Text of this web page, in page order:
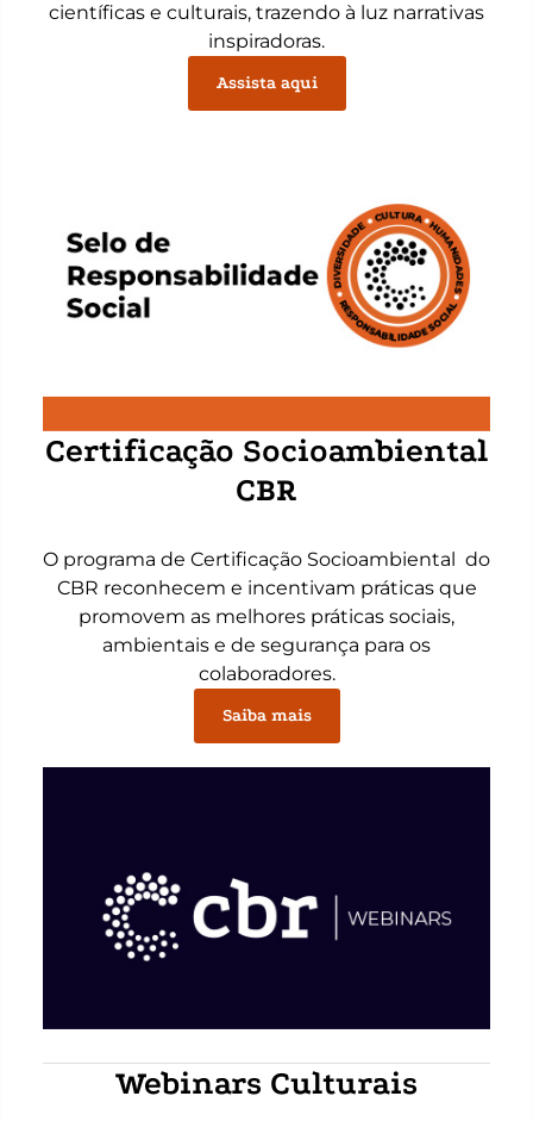
científicas e culturais, trazendo à luz narrativas
inspiradoras.
Assista aqui
Certificação Socioambiental
CBR
O programa de Certificação Socioambiental do
CBR reconhecem e incentivam práticas que
promovem as melhores práticas sociais,
ambientais e de segurança para os
colaboradores.
Saiba mais
Webinars Culturais